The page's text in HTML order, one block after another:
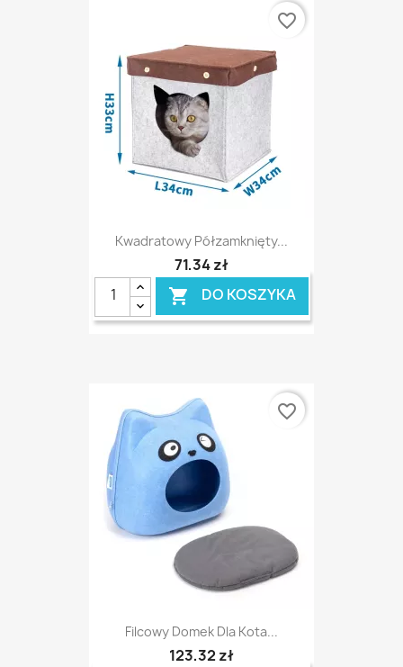
Kwadratowy Półzamknięty...
71,34 zł
 DO KOSZYKA
favorite_border
Filcowy Domek Dla Kota...
123,32 zł
favorite_border